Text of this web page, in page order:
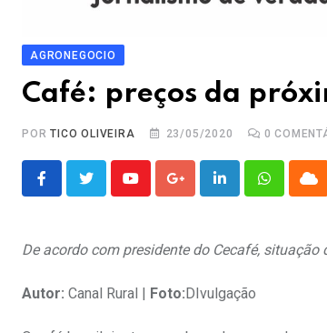
AGRONEGOCIO
Café: preços da
PORTICO OLIVEIRA 23/05/2020 0
YoutubeGoogle+LinkedInWhatsapp
De acordo com presidente do Cecafé,
Autor: Canal Rural | Foto: DIvulgação